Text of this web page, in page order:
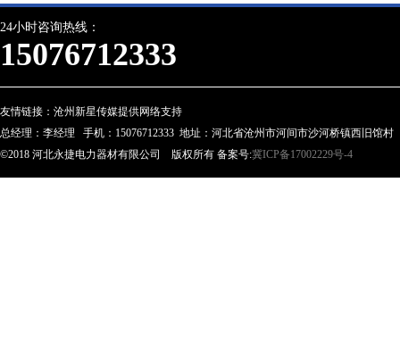
24小时咨询热线：
15076712333
友情链接： 沧州新星传媒提供网络支持
总经理：李经理 手机：15076712333 地址：河北省沧州市河间市沙河桥镇西旧馆村
©2018 河北永捷电力器材有限公司 版权所有 备案号:冀ICP备17002229号-4